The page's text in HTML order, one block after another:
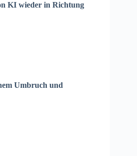
KI wieder in Richtung
Umbruch und